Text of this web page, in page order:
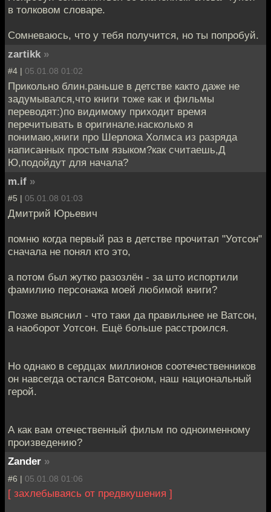
в толковом словаре.
Сомневаюсь, что у тебя получится, но ты попробуй.
zartikk »
#4 | 05.01.08 01:02
Прикольно блин.раньше в детстве както даже не
задумывался,что книги тоже как и фильмы
переводят:)по видимому приходит время
перечитывать в оригинале.насколько я
понимаю,книги про Шерлока Холмса из разряда
написанных простым языком?как считаешь,Д
Ю,подойдут для начала?
m.if »
#5 | 05.01.08 01:03
Дмитрий Юрьевич
помню когда первый раз в детстве прочитал "Уотсон"
сначала не понял кто это,
а потом был жутко разозлён - за што испортили
фамилию персонажа моей любимой книги?
Позже выяснил - что таки да правильнее не Ватсон,
а наоборот Уотсон. Ещё больше расстроился.
Но однако в сердцах миллионов соотечественников
он навсегда остался Ватсоном, наш национальный
герой.
А как вам отечественный фильм по одноименному
произведению?
Zander »
#6 | 05.01.08 01:06
[ захлебываясь от предвкушения ]